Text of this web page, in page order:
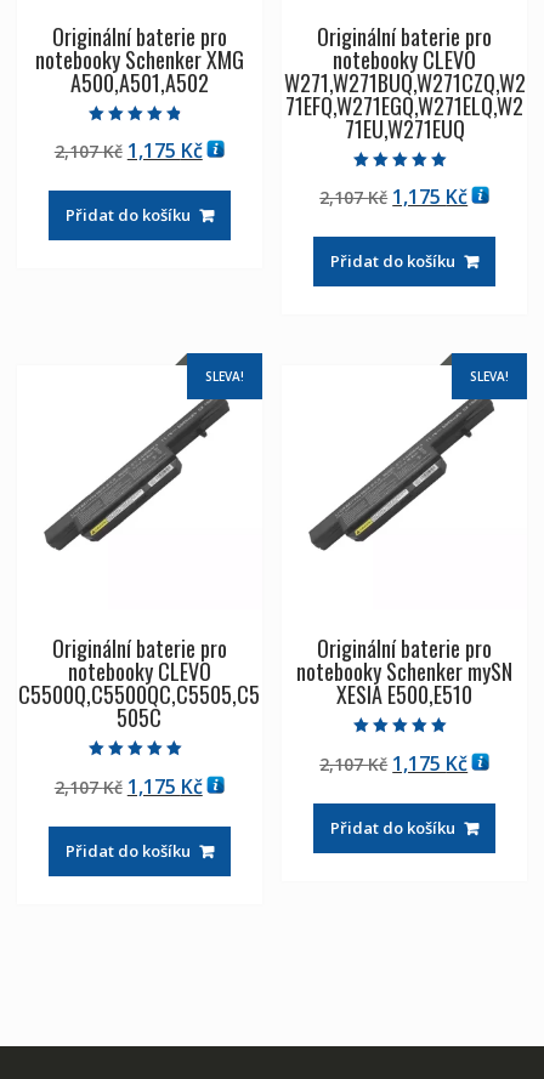
Originální baterie pro
notebooky Schenker XMG
A500,A501,A502
4.50
z 5
2,107Kč Původní
byla:
2,107 Kč
1,175 KčAktuální
je:
1,175 Kč
Přidat do košíku
Originální baterie pro
notebooky CLEVO
W271,W271BUQ,W271CZQ,W2
71EFQ,W271EGQ,W271ELQ,W2
71EU,W271EUQ
5.00
z 5
2,107Kč Původní
byla:
2,107 Kč
1,175 Kč
je:
1,175 Kč
Přidat do košíku
SLEVA!
Originální baterie pro
notebooky CLEVO
C5500Q,C5500QC,C5505,C5
505C
5.00
z 5
2,107Kč Původní
byla:
2,107 Kč
1,175 KčAktuální
je:
1,175 Kč
Přidat do košíku
SLEVA!
Originální baterie pro
notebooky Schenker mySN
XESIA E500,E510
5.00
z 5
2,107Kč Původní
byla:
2,107 Kč
1,175 Kč
je:
1,175 Kč
Přidat do košíku